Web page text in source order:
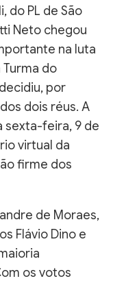
do PL de São
Neto chegou
na luta
do
por
dois réus. A
sexta-feira, 9 de
virtual da
firme dos
de Moraes,
Flávio Dino e
os votos